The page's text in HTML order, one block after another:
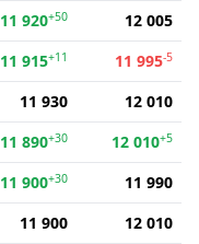
11 920+50
12 005
11 915+11 11 995-5
11 930
12 010
11 890+30 12 010+5
11 900+30
11 990
11 900
12 010